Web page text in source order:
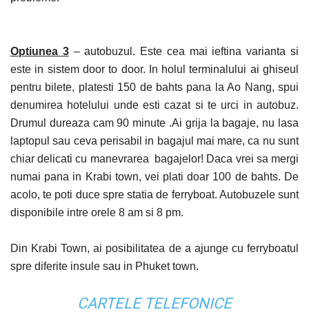
Optiunea 3–autobuzul. Este cea mai ieftina varianta si
este in sistem door to door. In holul terminalului ai ghiseul
pentru bilete, platesti 150 de bahts pana la Ao Nang, spui
denumirea hotelului unde esti cazat si te urci in autobuz.
Drumul dureaza cam 90 minute .Ai grija la bagaje, nu lasa
laptopul sau ceva perisabil in bagajul mai mare, ca nu sunt
chiar delicati cu manevrarea bagajelor! Daca vrei sa mergi
numai pana in Krabi town, vei plati doar 100 de bahts. De
acolo, te poti duce spre statia de ferryboat. Autobuzele sunt
disponibile intre orele 8 am si 8 pm.
Din Krabi Town, ai posibilitatea de a ajunge cu ferryboatul
spre diferite insule sau in Phuket town.
CARTELE TELEFONICE